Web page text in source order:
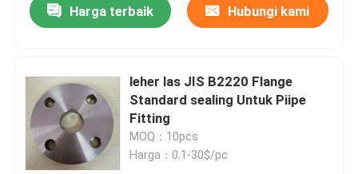
Tentang kita
Kontak
Harga terbaik Hubungi kami
leher las JIS B2220 Flange
Standard sealing Untuk Piipe
Fitting
MOQ：10pcs
Harga：0.1-30$/pc